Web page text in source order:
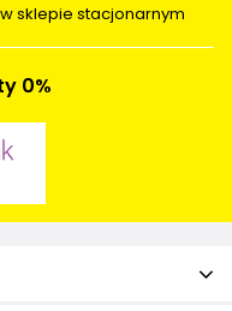
sklepie stacjonarnym
0%